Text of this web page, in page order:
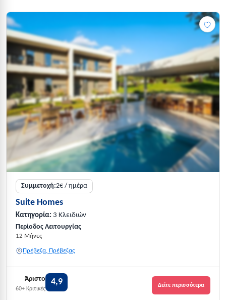
Συμμετοχή:2€ / ημέρα
Suite Homes
Κατηγορία: 3 Κλειδιών
Περίοδος Λειτουργίας
12 Μήνες
Πρέβεζα, Πρέβεζας
Άριστο
60+ Κριτικές
4,9 Δείτε περισσότερα